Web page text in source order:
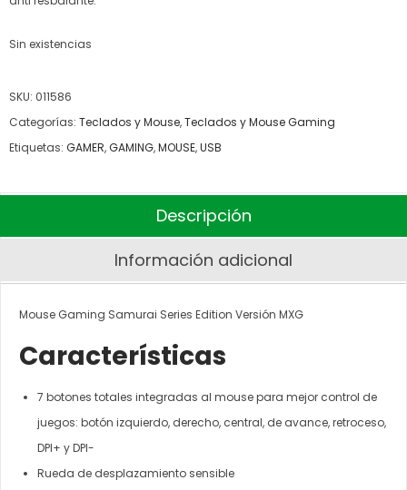
Sin existencias
SKU: 011586
Categorías: Teclados y Mouse,Teclados y Mouse Gaming
Etiquetas: GAMER,GAMING,MOUSE,USB
Descripción
Información adicional
Mouse Gaming Samurai Series Edition Versión MXG
Características
7 botones totales integradas al mouse para mejor control de
juegos: botón izquierdo, derecho, central, de avance, retroceso,
DPI+ y DPI-
Rueda de desplazamiento sensible